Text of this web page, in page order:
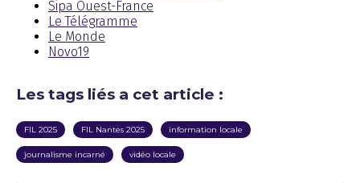
Sipa Ouest-France
Le Télégramme
Le Monde
Novo19
Les tags liés a cet article :
FIL 2025 FIL Nantes 2025 information locale
journalisme incarné vidéo locale